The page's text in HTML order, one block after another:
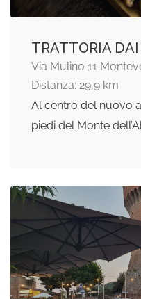
TRATTORIA
Via Mulino 11
Distanza: 29,9 km
Al centro del nuovo
piedi del Monte